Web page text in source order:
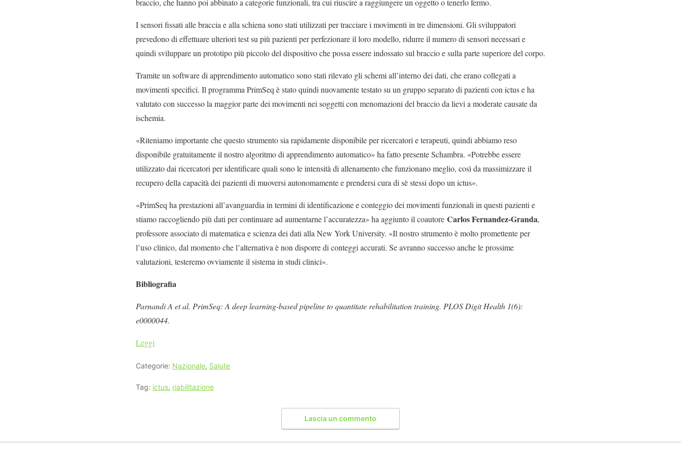
braccio, che hanno poi abbinato a categorie funzionali, tra cui riuscire a raggiungere un oggetto o tenerlo fermo.
I sensori fissati alle braccia e alla schiena sono stati utilizzati per tracciare i movimenti in tre dimensioni. Gli sviluppatori
prevedono di effettuare ulteriori test su più pazienti per perfezionare il loro modello, ridurre il numero di sensori necessari e
quindi sviluppare un prototipo più piccolo del dispositivo che possa essere indossato sul braccio e sulla parte superiore del corpo.
Tramite un software di apprendimento automatico sono stati rilevato gli schemi all’interno dei dati, che erano collegati a
movimenti specifici. Il programma PrimSeq è stato quindi nuovamente testato su un gruppo separato di pazienti con ictus e ha
valutato con successo la maggior parte dei movimenti nei soggetti con menomazioni del braccio da lievi a moderate causate da
ischemia.
«Riteniamo importante che questo strumento sia rapidamente disponibile per ricercatori e terapeuti, quindi abbiamo reso
disponibile gratuitamente il nostro algoritmo di apprendimento automatico» ha fatto presente Schambra. «Potrebbe essere
utilizzato dai ricercatori per identificare quali sono le intensità di allenamento che funzionano meglio, così da massimizzare il
recupero della capacità dei pazienti di muoversi autonomamente e prendersi cura di sè stessi dopo un ictus».
«PrimSeq ha prestazioni all’avanguardia in termini di identificazione e conteggio dei movimenti funzionali in questi pazienti e
stiamo raccogliendo più dati per continuare ad aumentarne l’accuratezza» ha aggiunto il coautore Carlos Fernandez-Granda,
professore associato di matematica e scienza dei dati alla New York University. «Il nostro strumento è molto promettente per
l’uso clinico, dal momento che l’alternativa è non disporre di conteggi accurati. Se avranno successo anche le prossime
valutazioni, testeremo ovviamente il sistema in studi clinici».
Bibliografia
Parnandi A et al. PrimSeq: A deep learning-based pipeline to quantitate rehabilitation training. PLOS Digit Health 1(6):
e0000044.
Leggi
Categorie: Nazionale, Salute
Tag: ictus, riabilitazione
Lascia un commento